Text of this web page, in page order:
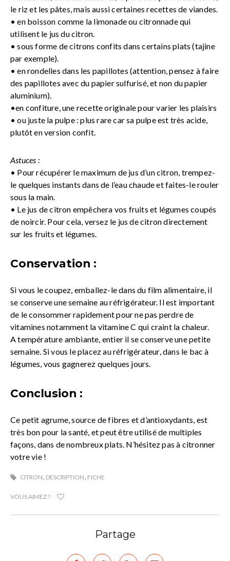
le riz et les pâtes, mais aussi certaines recettes de viandes.
• en boisson comme la limonade ou citronnade qui
utilisent le jus du citron.
• sous forme de citrons confits dans certains plats (tajine
par exemple).
• en rondelles dans les papillotes (attention, pensez à faire
des papillotes avec du papier sulfurisé, et non du papier
aluminium).
•en confiture, une recette originale pour varier les plaisirs
• ou juste la pulpe : plus rare car sa pulpe est très acide,
plutôt en version confit.
Astuces :
• Pour récupérer le maximum de jus d’un citron, trempez-
le quelques instants dans de l’eau chaude et faites-le rouler
sous la main.
• Le jus de citron empêchera vos fruits et légumes coupés
de noircir. Pour cela, versez le jus de citron directement
sur les fruits et légumes.
Conservation :
Si vous le coupez, emballez-le dans du film alimentaire, il
se conserve une semaine au réfrigérateur. Il est important
de le consommer rapidement pour ne pas perdre de
vitamines notamment la vitamine C qui craint la chaleur.
A température ambiante, entier il se conserve une petite
semaine. Si vous le placez au réfrigérateur, dans le bac à
légumes, vous gagnerez quelques jours.
Conclusion :
Ce petit agrume, source de fibres et d’antioxydants, est
très bon pour la santé, et peut être utilisé de multiples
façons, dans de nombreux plats. N’hésitez pas à citronner
votre vie !
CITRON, DESCRIPTION, FICHE
VOUS AIMEZ ?
Partage